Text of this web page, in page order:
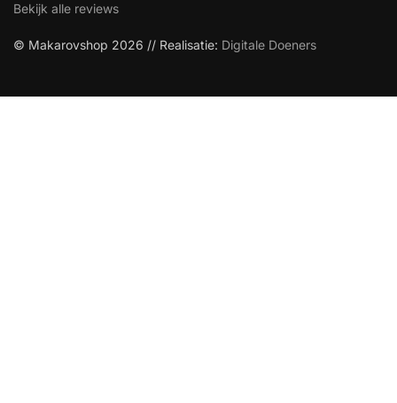
Bekijk alle reviews
© Makarovshop 2026 // Realisatie: Digitale Doeners